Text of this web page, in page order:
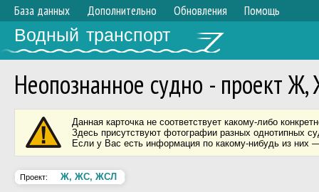
База данных Дополнительно Обновления Помощь
Водный транспорт
Неопознанное судно - проект
Данная карточка не соответствует какому-либо
Здесь присутствуют фотографии разных однотипных
Если у Вас есть информация по какому-нибудь из них
Проект: Ж, ЖС, ЖСЛ